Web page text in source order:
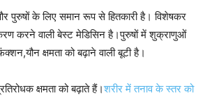
पुरुषों के लिए समान रूप से हितकारी है। विशेषकर
करने वाली बेस्ट मेडिसिन है।पुरुषों में शुक्राणुओं
क्षमता को बढ़ाने वाली बूटी है।
क्षमता को बढ़ाते हैं।शरीर में तनाव के स्तर को